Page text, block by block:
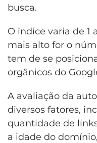
busca.
O índice varia de 1
mais alto for o
tem de se
orgânicos do
A avaliação da
diversos fatores,
quantidade de
a idade do